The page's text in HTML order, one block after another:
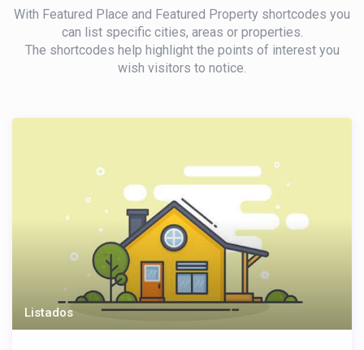
With Featured Place and Featured Property shortcodes you
can list specific cities, areas or properties.
The shortcodes help highlight the points of interest you
wish visitors to notice.
Listados